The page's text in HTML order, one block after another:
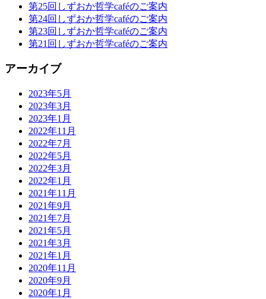
第25回しずおか哲学caféのご案内
第24回しずおか哲学caféのご案内
第23回しずおか哲学caféのご案内
第21回しずおか哲学caféのご案内
アーカイブ
2023年5月
2023年3月
2023年1月
2022年11月
2022年7月
2022年5月
2022年3月
2022年1月
2021年11月
2021年9月
2021年7月
2021年5月
2021年3月
2021年1月
2020年11月
2020年9月
2020年1月